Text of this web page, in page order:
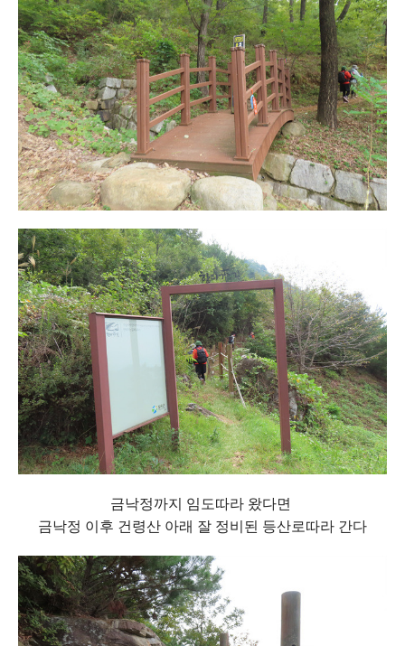
금낙정까지 임도따라 왔다면
금낙정 이후 건령산 아래 잘 정비된 등산로따라 간다